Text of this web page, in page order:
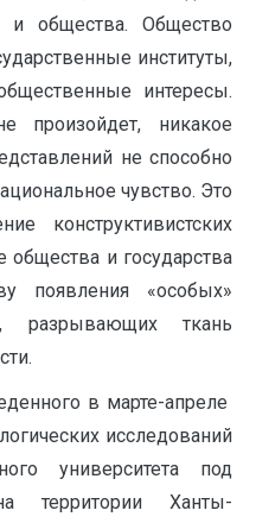
и общества. Общество
институты,
интересы.
произойдет, никакое
не способно
чувство. Это
конструктивистских
и государства
появления «особых»
разрывающих ткань
в марте-апреле
исследований
университета под
территории Ханты-